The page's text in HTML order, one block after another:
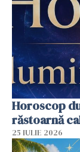
Horoscop
răstoarnă
25 IULIE 2026